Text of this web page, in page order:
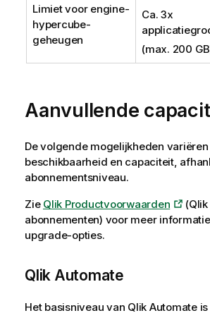
Limiet voor engine-
hypercube-
geheugen
Ca. 3x
(max. 200
Aanvullende
De volgende mogelijkheden variëren
beschikbaarheid en capaciteit,
abonnementsniveau.
Zie Qlik Productvoorwaarden
abonnementen) voor meer
upgrade-opties.
Qlik Automate
Het basisniveau van Qlik Automateis